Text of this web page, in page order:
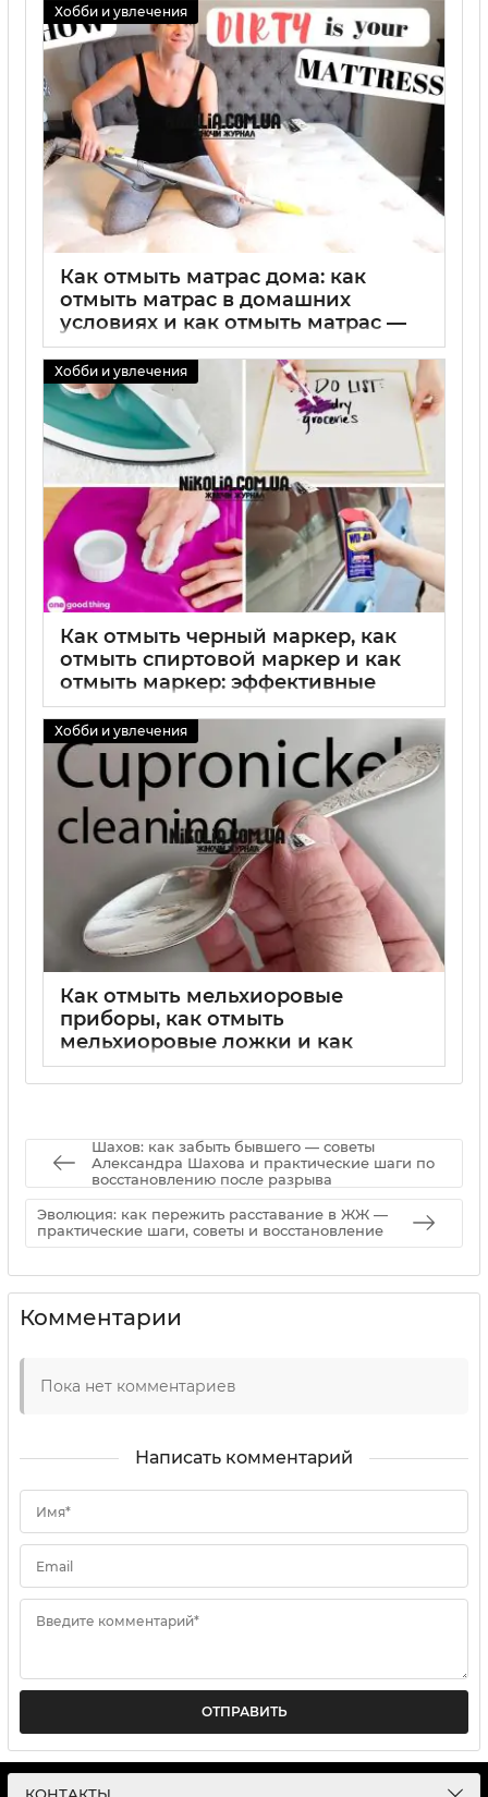
02 09 2025 0
Хобби и увлечения
Как отмыть матрас дома: как
отмыть матрас в домашних
условиях и как отмыть матрас —
эффективные методы очистки
02 09 2025 0
Хобби и увлечения
Как отмыть черный маркер, как
отмыть спиртовой маркер и как
отмыть маркер: эффективные
методы удаления пятен
02 09 2025 0
Хобби и увлечения
Как отмыть мельхиоровые
приборы, как отмыть
мельхиоровые ложки и как
отмыть мельхиоровые изделия:
полный гид по чистке мельхиора
Шахов: как забыть бывшего — советы
Александра Шахова и практические шаги по
восстановлению после разрыва
Эволюция: как пережить расставание в ЖЖ —
практические шаги, советы и восстановление
Комментарии
Пока нет комментариев
Написать комментарий
Имя*
Email
Введите комментарий*
ОТПРАВИТЬ